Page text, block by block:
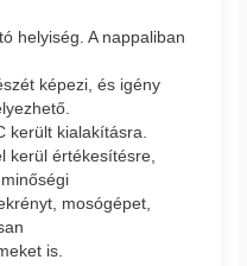
helyiség. A nappaliban
képezi, és igény
került kialakításra.
kerül értékesítésre,
mosógépet,
is.